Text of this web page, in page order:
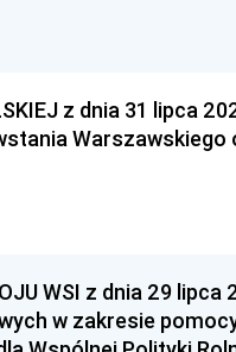
z dnia 31 lipca
Warszawskiego
WSI z dnia 29 lipca
w zakresie